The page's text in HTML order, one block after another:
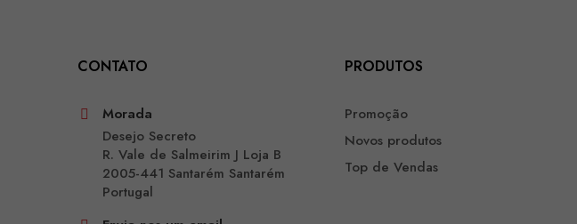
CONTATO
Morada
Desejo Secreto
R. Vale de Salmeirim J Loja B
2005-441 Santarém Santarém
Portugal
PRODUTOS
Promoção
Novos produtos
Top de Vendas